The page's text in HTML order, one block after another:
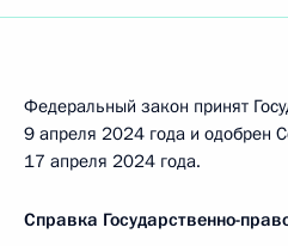
Федеральный закон принят
9 апреля 2024 года и одобрен
17 апреля 2024 года.
Справка Государственно-